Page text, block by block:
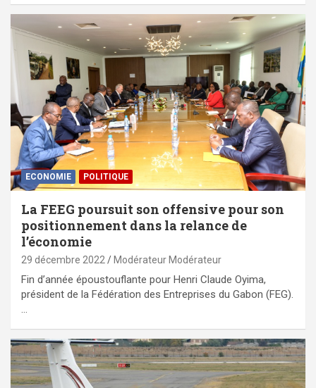
ECONOMIE POLITIQUE
La FEEG poursuit son offensive pour son
positionnement dans la relance de
l’économie
29 décembre 2022 Modérateur Modérateur
Fin d’année époustouflante pour Henri Claude Oyima,
président de la Fédération des Entreprises du Gabon (FEG).
…